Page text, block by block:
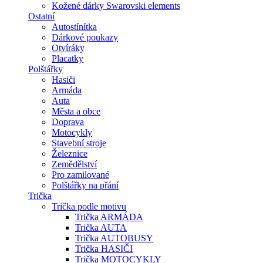
Kožené dárky Swarovski elements
Ostatní
Autostínítka
Dárkové poukazy
Otvíráky
Placatky
Polštářky
Hasiči
Armáda
Auta
Města a obce
Doprava
Motocykly
Stavební stroje
Železnice
Zemědělství
Pro zamilované
Polštářky na přání
Trička
Trička podle motivu
Trička ARMÁDA
Trička AUTA
Trička AUTOBUSY
Trička HASIČI
Trička MOTOCYKLY